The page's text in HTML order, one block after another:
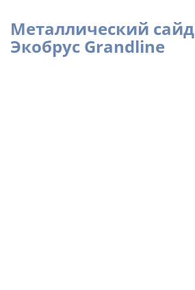
Металлический
Экобрус Grandline